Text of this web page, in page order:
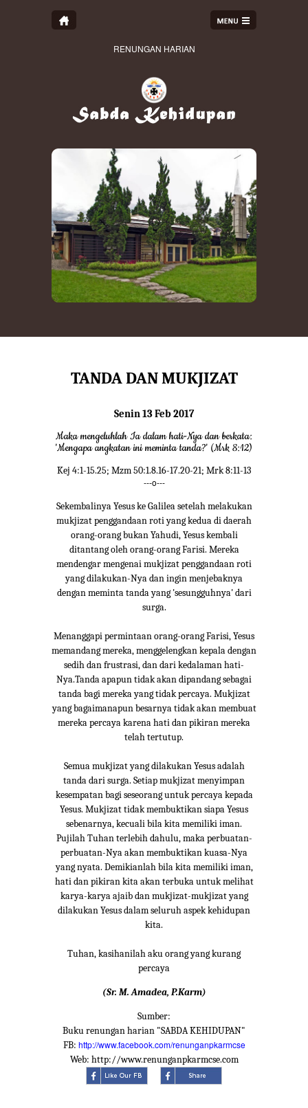
RENUNGAN HARIAN
TANDA DAN MUKJIZAT
Senin 13 Feb 2017
Maka mengeluhlah Ia dalam hati-Nya dan berkata:
'Mengapa angkatan ini meminta tanda?' (Mrk 8:12)
Kej 4:1-15.25; Mzm 50:1.8.16-17.20-21; Mrk 8:11-13
---o---
Sekembalinya Yesus ke Galilea setelah melakukan
mukjizat penggandaan roti yang kedua di daerah
orang-orang bukan Yahudi, Yesus kembali
ditantang oleh orang-orang Farisi. Mereka
mendengar mengenai mukjizat penggandaan roti
yang dilakukan-Nya dan ingin menjebaknya
dengan meminta tanda yang 'sesungguhnya' dari
surga.
Menanggapi permintaan orang-orang Farisi, Yesus
memandang mereka, menggelengkan kepala dengan
sedih dan frustrasi, dan dari kedalaman hati-
Nya.Tanda apapun tidak akan dipandang sebagai
tanda bagi mereka yang tidak percaya. Mukjizat
yang bagaimanapun besarnya tidak akan membuat
mereka percaya karena hati dan pikiran mereka
telah tertutup.
Semua mukjizat yang dilakukan Yesus adalah
tanda dari surga. Setiap mukjizat menyimpan
kesempatan bagi seseorang untuk percaya kepada
Yesus. Mukjizat tidak membuktikan siapa Yesus
sebenarnya, kecuali bila kita memiliki iman.
Pujilah Tuhan terlebih dahulu, maka perbuatan-
perbuatan-Nya akan membuktikan kuasa-Nya
yang nyata. Demikianlah bila kita memiliki iman,
hati dan pikiran kita akan terbuka untuk melihat
karya-karya ajaib dan mukjizat-mukjizat yang
dilakukan Yesus dalam seluruh aspek kehidupan
kita.
Tuhan, kasihanilah aku orang yang kurang
percaya
(Sr. M. Amadea, P.Karm)
Sumber:
Buku renungan harian "SABDA KEHIDUPAN"
FB: http://www.facebook.com/renunganpkarmcse
Web: http://www.renunganpkarmcse.com